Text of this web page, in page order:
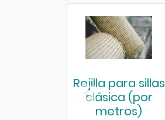
Rejilla para sillas
clásica (por
metros)